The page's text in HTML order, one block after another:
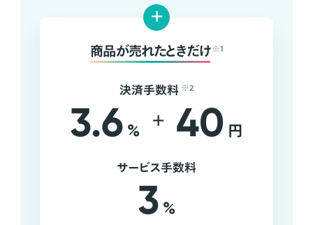
+
商品が売れたときだけ ※1
決済手数料 ※2
3.6 % + 40 円
サービス手数料
3 %